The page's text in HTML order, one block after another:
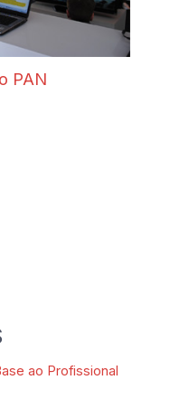
PAN
ao Profissional